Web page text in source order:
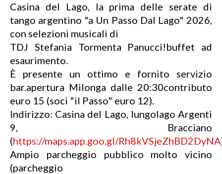
Casina del Lago, la prima delle serate di
tango argentino "a Un Passo Dal Lago" 2026,
con selezioni musicali di
TDJ Stefania Tormenta Panucci!buffet ad
esaurimento.
È presente un ottimo e fornito servizio
bar.apertura Milonga dalle 20:30contributo
euro 15 (soci "il Passo" euro 12).
Indirizzo: Casina del Lago, lungolago Argenti
9, Bracciano
(https://maps.app.goo.gl/Rh8kVSjeZhBD2DyNA
Ampio parcheggio pubblico molto vicino
(parcheggio